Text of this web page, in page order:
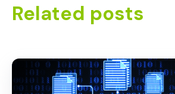
Related posts